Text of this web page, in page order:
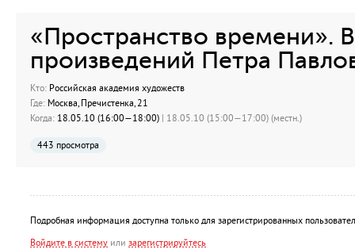
«Пространство времени».
произведений Петра
Кто: Российская академия художеств
Где: Москва, Пречистенка, 21
Когда: 18.05.10 (16:00—18:00) | 18.05.10 (15:00—17:00) (местн.)
443 просмотра
Подробная информация доступна только для зарегистрированных
Войдите в систему или зарегистрируйтесь